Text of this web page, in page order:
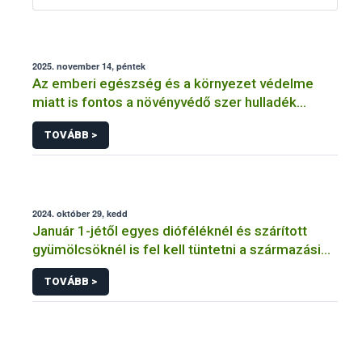
2025. november 14, péntek
Az emberi egészség és a környezet védelme
miatt is fontos a növényvédő szer hulladék
szabályszerű kezelése
TOVÁBB >
2024. október 29, kedd
Január 1-jétől egyes dióféléknél és szárított
gyümölcsöknél is fel kell tüntetni a származási
országot
TOVÁBB >